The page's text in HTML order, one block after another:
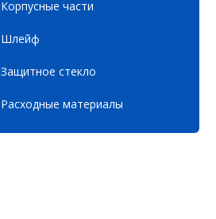
Корпусные части
Шлейф
Защитное стекло
Расходные материалы